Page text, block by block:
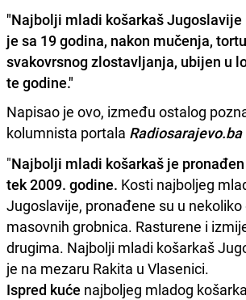
"Najbolji mladi košarkaš Jugoslavije
je sa 19 godina, nakon mučenja,
svakovrsnog zlostavljanja, ubijen u
te godine."
Napisao je ovo, između ostalog
kolumnista portala Radiosarajevo.ba
"Najbolji mladi košarkaš je
tek 2009. godine. Kosti najboljeg
Jugoslavije, pronađene su u nekoliko
masovnih grobnica. Rasturene i
drugima. Najbolji mladi košarkaš
je na mezaru Rakita u Vlasenici.
Ispred kuće najboljeg mladog